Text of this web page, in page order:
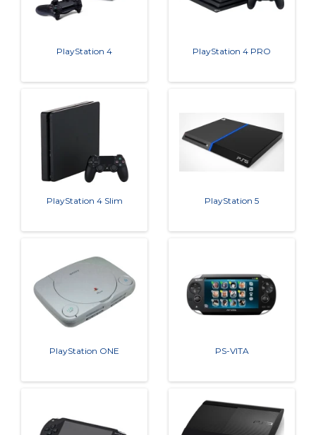
PlayStation 4 PlayStation 4 PRO
PlayStation 4 Slim PlayStation 5
PlayStation ONE PS-VITA